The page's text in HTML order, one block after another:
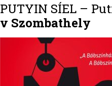
PUTYIN SÍEL –
v Szombathely